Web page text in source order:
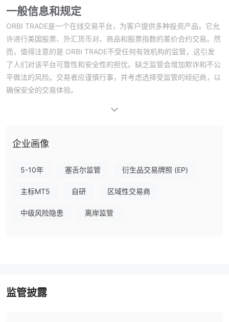
一般信息和规定
ORBI TRADE是一个在线交易平台，为客户提供多种投资产品。它允
许进行美国股票、外汇货币对、商品和股票指数的差价合约交易。然
而，值得注意的是 ORBI TRADE不受任何有效机构的监管，这引发
了人们对该平台可靠性和安全性的担忧。缺乏监管会增加欺诈和不公
平做法的风险。交易者应谨慎行事，并考虑选择受监管的经纪商，以
确保安全的交易体验。
金费用。交易者可以根据自己的喜好和交易策略选择账户类型。
具、技术分析功能以及对自动交易的支持。它可在多个平台上使用，
ORBI TRADE通过各种渠道提供客户支持，包括电子邮件、电话和办
行事并进行进一步研究。
且其得分相对较低，为 1.53/10（动态得分）。请注意风险。
企业画像
5-10年 塞舌尔监管 衍生品交易牌照 (EP)
主标MT5 自研 区域性交易商
中级风险隐患 离岸监管
监管披露